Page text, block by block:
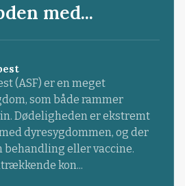
med...
(ASF) er en meget
som både rammer
Dødeligheden er ekstremt
dyresygdommen, og der
behandling eller vaccine.
kon...